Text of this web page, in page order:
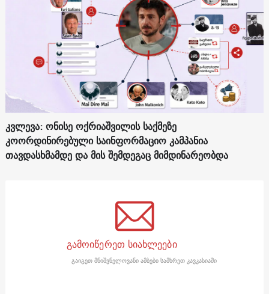
კვლევა: ონისე ოქრიაშვილის საქმეზე
კოორდინირებული საინფორმაციო კამპანია
თავდასხმამდე და მის შემდეგაც მიმდინარეობდა
გამოიწერეთ სიახლეები
გაიგეთ მნიშვნელოვანი ამბები სამხრეთ კავკასიაში